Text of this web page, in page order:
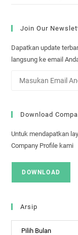
Join Our
Dapatkan update
langsung ke email
Download
Untuk mendapatkan
Company Profile kami
DOWNLOAD
Arsip
Arsip